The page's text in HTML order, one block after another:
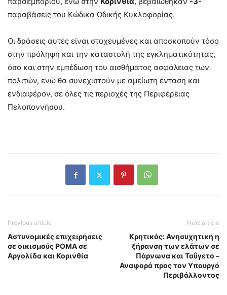
παραβάσεις του Κώδικα Οδικής Κυκλοφορίας.
Οι δράσεις αυτές είναι στοχευμένες και αποσκοπούν τόσο
στην πρόληψη και την καταστολή της εγκληματικότητας,
όσο και στην εμπέδωση του αισθήματος ασφάλειας των
πολιτών, ενώ θα συνεχιστούν με αμείωτη ένταση και
ενδιαφέρον, σε όλες τις περιοχές της Περιφέρειας
Πελοποννήσου.
Previous article
Aστυνομικές επιχειρήσεις
σε οικισμούς ΡΟΜΑ σε
Αργολίδα και Κορινθία
Next article
Κρητικός: Ανησυχητική η
ξήρανση των ελάτων σε
Πάρνωνα και Ταΰγετο –
Αναφορά προς τον Υπουργό
Περιβάλλοντος